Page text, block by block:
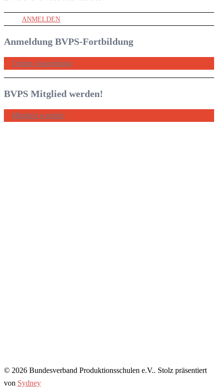
ANMELDEN
Anmeldung BVPS-Fortbildung
Online-Anmeldung
BVPS Mitglied werden!
Mitglied werden!
© 2026 Bundesverband Produktionsschulen e.V.. Stolz präsentiert
von Sydney